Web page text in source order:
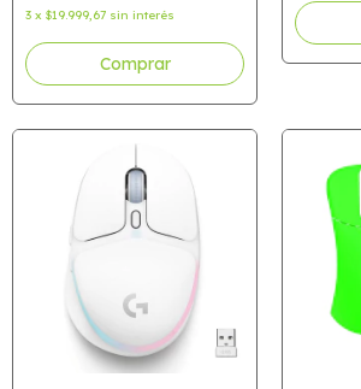
3 x $19.999,67 sin interés
Comprar